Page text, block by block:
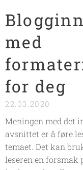
med
for deg
22.03.2020
Meningen med det
avsnittet er å føre
temaet. Det kan
leseren en forsmak